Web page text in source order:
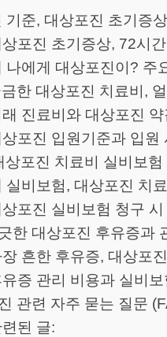
기준, 대상포진 초기증
상포진 초기증상, 72시
나에게 대상포진이? 주
한 대상포진 치료비,
진료비와 대상포진 약
포진 입원기준과 입원
상포진 치료비 실비보
실비보험, 대상포진 치
상포진 실비보험 청구
한 대상포진 후유증과
장 흔한 후유증, 대상포
유증 관리 비용과 실비
관련 자주 묻는 질문
된 글: